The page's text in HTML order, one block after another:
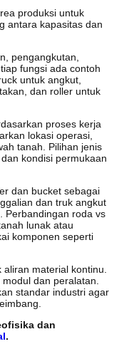
produksi untuk
antara kapasitas dan
pengangkutan,
fungsi ada contoh
untuk angkut,
dan roller untuk
proses kerja
lokasi operasi,
tanah. Pilihan jenis
kondisi permukaan
dan bucket sebagai
dan truk angkut
Perbandingan roda vs
lunak atau
komponen seperti
material kontinu.
dan peralatan.
standar industri agar
dan
.